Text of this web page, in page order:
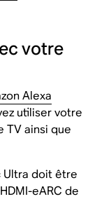
votre
Alexa
utiliser votre
TV ainsi que
Ultra doit être
eARC de